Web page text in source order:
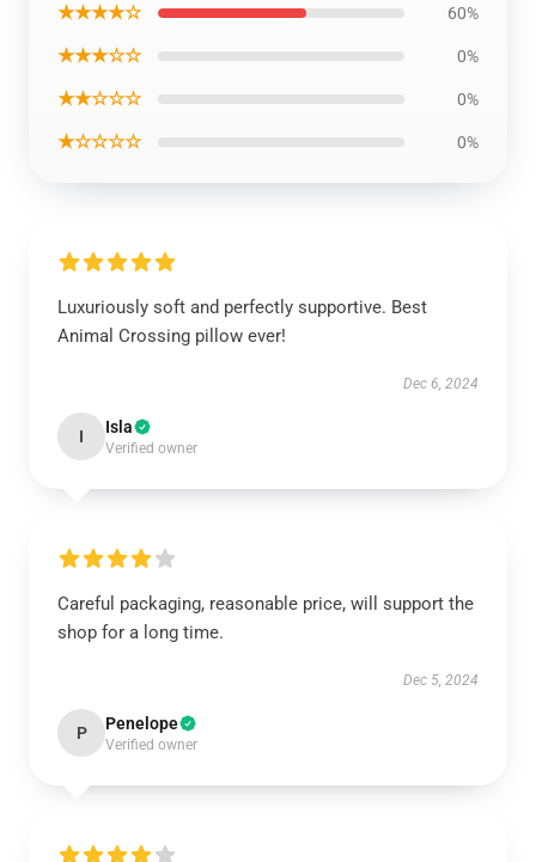
★★★★☆ 60%
★★★☆☆ 0%
★★☆☆☆ 0%
★☆☆☆☆ 0%
Luxuriously soft and perfectly supportive. Best
Animal Crossing pillow ever!
Dec 6, 2024
I Isla
Verified owner
Careful packaging, reasonable price, will support the
shop for a long time.
Dec 5, 2024
P Penelope
Verified owner